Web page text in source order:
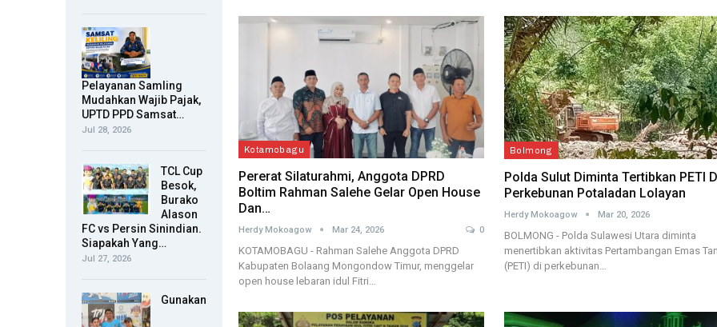
Kotamobagu
Pererat Silaturahmi, Anggota DPRD
Boltim Rahman Salehe Gelar Open House
Dan…
Herdy Mokoagow Mar 24, 2026 0
KOTAMOBAGU - Rahman Salehe Anggota DPRD
Kabupaten Bolaang Mongondow Timur, menggelar
open house lebaran idul Fitri…
Bolmong
Polda Sulut Diminta Tertibkan PETI
Perkebunan Potaladan Lolayan
Herdy Mokoagow Mar 20, 2026
BOLMONG - Polda Sulawesi Utara diminta
menertibkan aktivitas Pertambangan Emas
(PETI) di perkebunan…
Pelayanan Samling
Mudahkan Wajib Pajak,
UPTD PPD Samsat…
Jul 28, 2026
TCL Cup
Besok,
Burako
Alason
FC vs Persin Sinindian.
Siapakah Yang…
Jul 27, 2026
Gunakan